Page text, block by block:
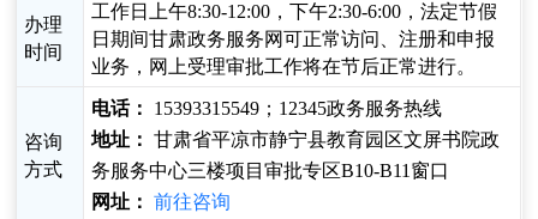
办理
时间
工作日上午8:30-12:00，下午2:30-6:00，法定节假
日期间甘肃政务服务网可正常访问、注册和申报
业务，网上受理审批工作将在节后正常进行。
咨询
方式
电话：
15393315549；12345政务服务热线
地址： 甘肃省平凉市静宁县教育园区文屏书院政
务服务中心三楼项目审批专区B10-B11窗口
网址： 前往咨询